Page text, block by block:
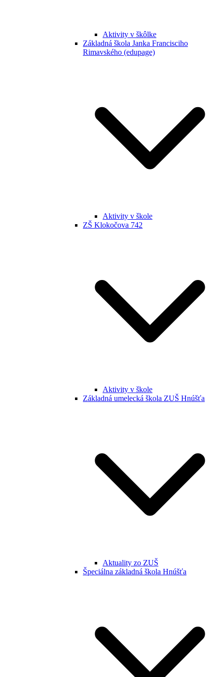
Aktivity v škôlke
Základná škola Janka Francisciho
Rimavského (edupage)
Aktivity v škole
ZŠ Klokočova 742
Aktivity v škole
Základná umelecká škola ZUŠ Hnúšťa
Aktuality zo ZUŠ
Špeciálna základná škola Hnúšťa